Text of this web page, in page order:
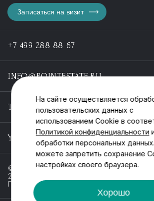
Записаться на визит
+7 499 288 88 67
INFO@POINTESTATE.RU
TELEGRAM
YOUTUBE
© ООО «Пойнт эстейт», ИНН 55546464612,
2013-2025
Политика обработки персональных
На сайте осуществляется
пользовательских данных с
использованием Cookie в
Политикой конфиденциальности
обработки персональных
можете запретить сохранение
настройках своего браузера.
Хорошо